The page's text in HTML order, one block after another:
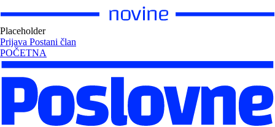
Placeholder
Prijava Postani član
POČETNA